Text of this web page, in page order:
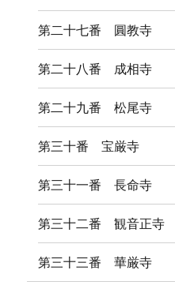
第二十七番 圓教寺
第二十八番 成相寺
第二十九番 松尾寺
第三十番 宝厳寺
第三十一番 長命寺
第三十二番 観音正寺
第三十三番 華厳寺